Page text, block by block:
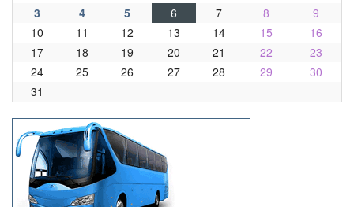
3
4 5 6 7 8
9
10
11 12 13 14 15
16
17
18 19 20 21 22
23
24
25 26 27 28 29
30
31